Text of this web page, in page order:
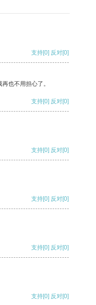
支持[0] 反对[0]
也不用担心了。
支持[0] 反对[0]
支持[0] 反对[0]
支持[0] 反对[0]
支持[0] 反对[0]
支持[0] 反对[0]